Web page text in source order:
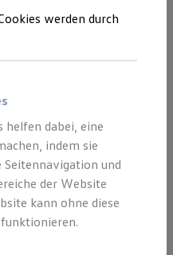
Viersen GmbH &
Anbieter
aufgeführt sind.
werden durch
helfen dabei, eine
indem sie
und
der Website
kann ohne diese